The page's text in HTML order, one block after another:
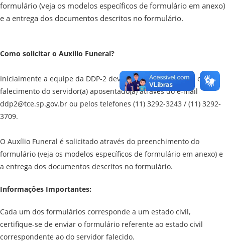
formulário (veja os modelos específicos de formulário em anexo)
e a entrega dos documentos descritos no formulário.
Como solicitar o Auxílio Funeral?
Inicialmente a equipe da DDP-2 deve ser informada sobre o
falecimento do servidor(a) aposentado(a) através do e-mail
ddp2@tce.sp.gov.br ou pelos telefones (11) 3292-3243 / (11) 3292-
3709.
O Auxílio Funeral é solicitado através do preenchimento do
formulário (veja os modelos específicos de formulário em anexo) e
a entrega dos documentos descritos no formulário.
Informações Importantes:
Cada um dos formulários corresponde a um estado civil,
certifique-se de enviar o formulário referente ao estado civil
correspondente ao do servidor falecido.